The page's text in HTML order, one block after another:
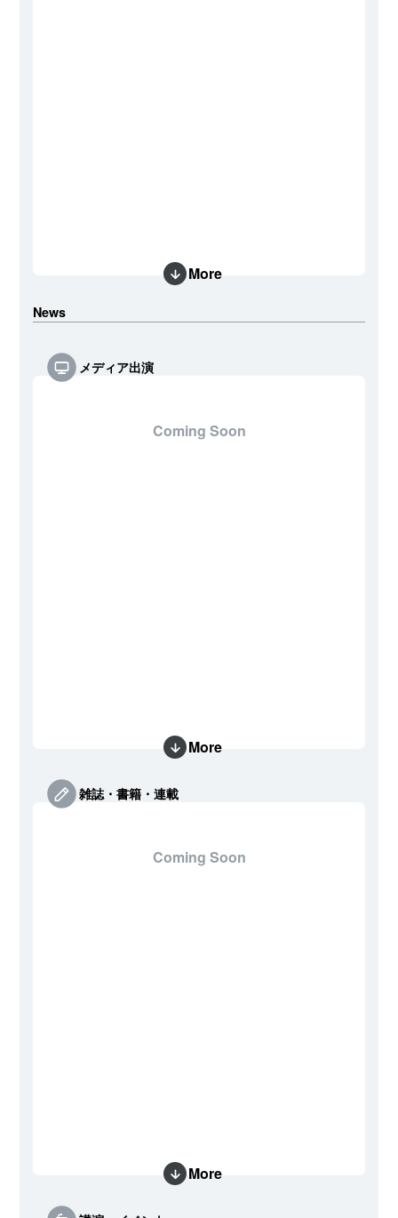
More
News
メディア出演
Coming Soon
More
雑誌・書籍・連載
Coming Soon
More